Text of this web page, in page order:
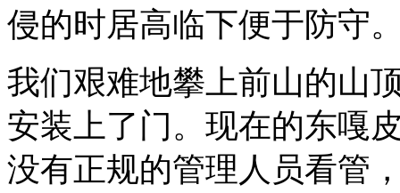
侵的时居高临下便于防守
我们艰难地攀上前山的山
安装上了门。现在的东嘎
没有正规的管理人员看管